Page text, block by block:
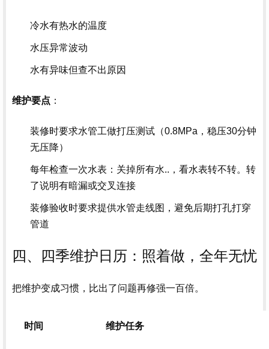
冷水有热水的温度
水压异常波动
水有异味但查不出原因
维护要点 ：
装修时要求水管工做打压测试（0.8MPa，稳压30分钟
无压降）
每年检查一次水表：关掉所有水..，看水表转不转。转
了说明有暗漏或交叉连接
装修验收时要求提供水管走线图，避免后期打孔打穿
管道
四、四季维护日历：照着做，全年无忧
把维护变成习惯，比出了问题再修强一百倍。
时间 维护任务